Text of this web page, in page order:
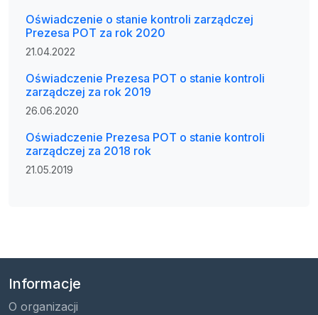
Oświadczenie o stanie kontroli zarządczej
Prezesa POT za rok 2020
21.04.2022
Oświadczenie Prezesa POT o stanie kontroli
zarządczej za rok 2019
26.06.2020
Oświadczenie Prezesa POT o stanie kontroli
zarządczej za 2018 rok
21.05.2019
Informacje
O organizacji